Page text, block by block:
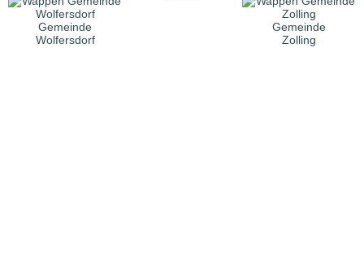
Gemeinde
Wolfersdorf
Gemeinde
Zolling